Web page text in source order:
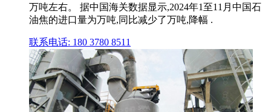
万吨左右。 据中国海关数据显示,2024年1至11月中国石
油焦的进口量为万吨,同比减少了万吨,降幅 .
联系电话: 180 3780 8511